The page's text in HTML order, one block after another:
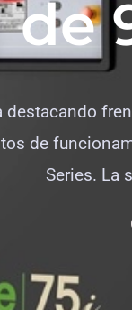
de
de
Series. La